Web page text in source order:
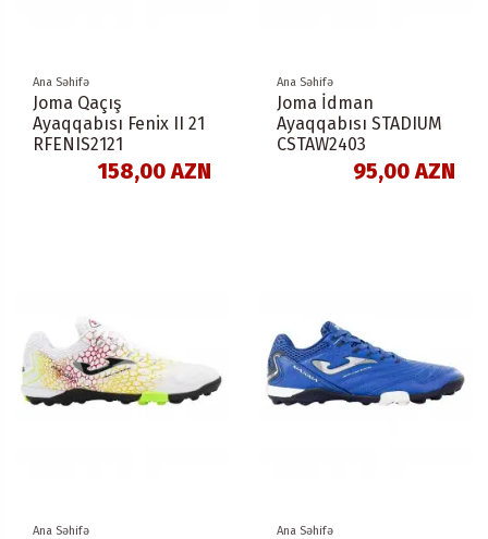
Ana Səhifə
Joma Qaçış
Ayaqqabısı Fenix II 21
RFENIS2121
158,00 AZN
Ana Səhifə
Joma İdman
Ayaqqabısı STADIUM
CSTAW2403
95,00 AZN
Ana Səhifə Ana Səhifə